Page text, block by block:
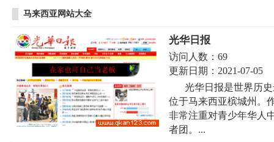
马来西亚网站大全
光华日报
访问人数： 69
更新日期： 2021-07-05
光华日报是世界历
位于马来西亚槟城州。
非常注重对青少年华人
者团。...